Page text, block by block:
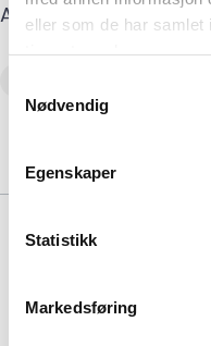
eller som de har samlet
Nødvendig
Egenskaper
Statistikk
Markedsføring
Kurs og
Aktuelt
Om Norsk takst
Bli medlem
Adresse: Tjøreskarv
Bransjeorganisasjonen